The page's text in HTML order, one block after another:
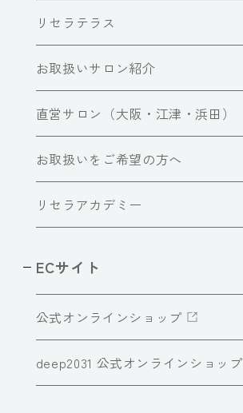
リセラテラス
お取扱いサロン紹介
直営サロン（大阪・江津・浜田）
お取扱いをご希望の方へ
リセラアカデミー
ECサイト
公式オンラインショップ
deep2031 公式オンラインショップ